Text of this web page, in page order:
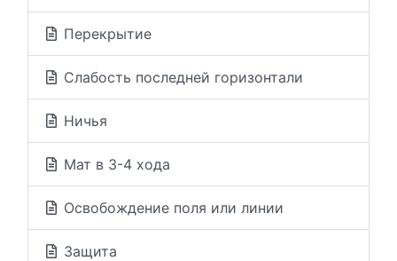
Перекрытие
Слабость последней горизонтали
Ничья
Мат в 3-4 хода
Освобождение поля или линии
Защита